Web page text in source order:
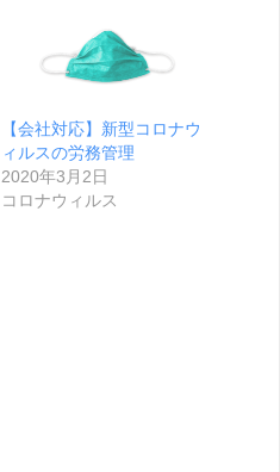
【会社対応】新型コロナウ
ィルスの労務管理
2020年3月2日
コロナウィルス